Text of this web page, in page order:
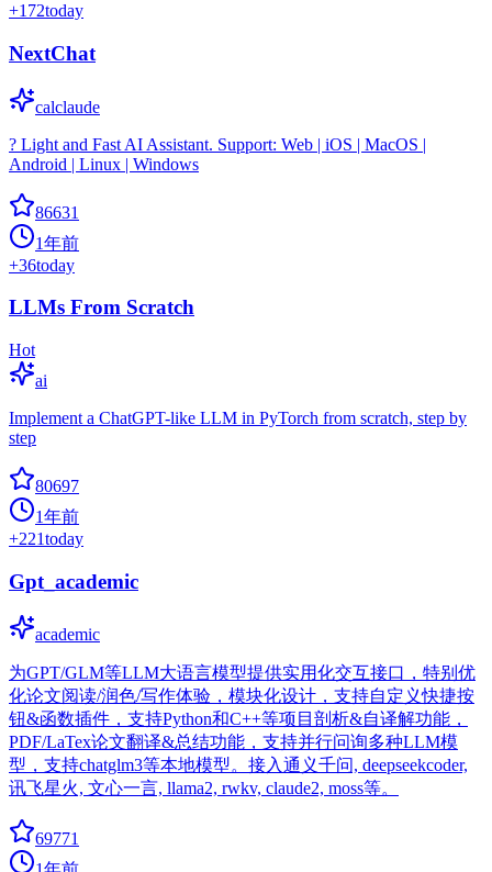
+172today
NextChat
calclaude
? Light and Fast AI Assistant. Support: Web | iOS | MacOS |
Android | Linux | Windows
86631
1年前
+36today
LLMs From Scratch
Hot
ai
Implement a ChatGPT-like LLM in PyTorch from scratch, step by
step
80697
1年前
+221today
Gpt_academic
academic
为GPT/GLM等LLM大语言模型提供实用化交互接口，特别优
化论文阅读/润色/写作体验，模块化设计，支持自定义快捷按
钮&函数插件，支持Python和C++等项目剖析&自译解功能，
PDF/LaTex论文翻译&总结功能，支持并行问询多种LLM模
型，支持chatglm3等本地模型。接入通义千问, deepseekcoder,
讯飞星火, 文心一言, llama2, rwkv, claude2, moss等。
69771